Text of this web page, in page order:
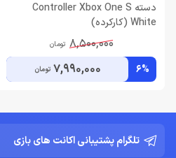
دسته Controller Xbox One S
White (کارکرده)
8,500,000 تومان
6%
7,990,000 تومان
تلگرام پشتیبانی اکانت های بازی